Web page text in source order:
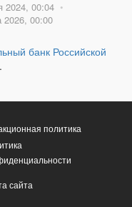
2024, 00:04 •
2026, 00:00
банк Российской
.
политика
сайта